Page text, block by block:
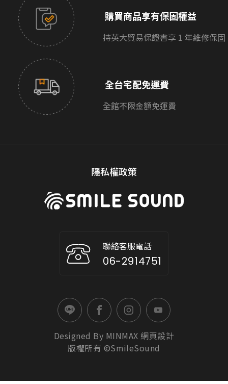
購買商品享有保固權益
持英大貿易保證書享 1 年維修保固
全台宅配免運費
全館不限金額免運費
隱私權政策
聯絡客服電話
06-2914751
Designed By MINMAX 網頁設計
版權所有 ©SmileSound